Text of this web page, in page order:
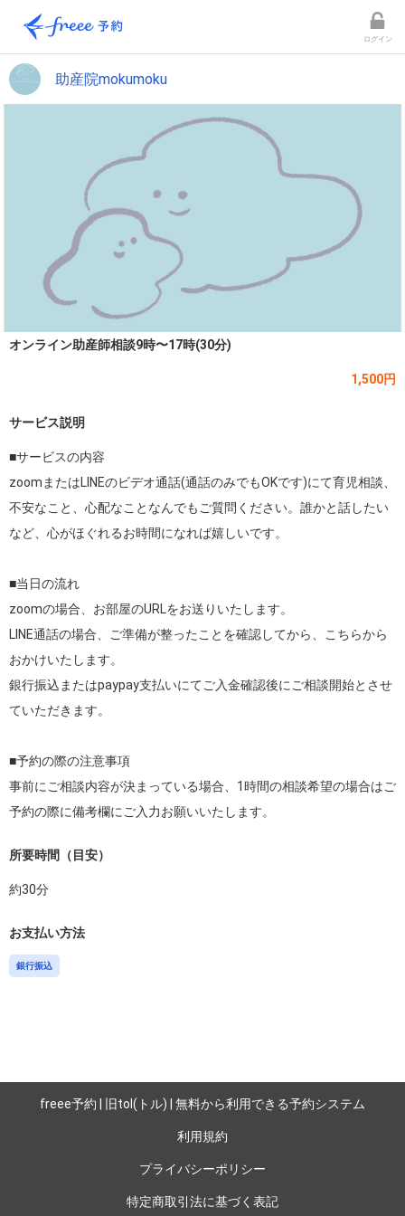
ログイン
助産院mokumoku
オンライン助産師相談9時〜17時(30分)
1,500円
サービス説明
■サービスの内容
zoomまたはLINEのビデオ通話(通話のみでもOKです)にて育児相談、
不安なこと、心配なことなんでもご質問ください。誰かと話したい
など、心がほぐれるお時間になれば嬉しいです。
■当日の流れ
zoomの場合、お部屋のURLをお送りいたします。
LINE通話の場合、ご準備が整ったことを確認してから、こちらから
おかけいたします。
銀行振込またはpaypay支払いにてご入金確認後にご相談開始とさせ
ていただきます。
■予約の際の注意事項
事前にご相談内容が決まっている場合、1時間の相談希望の場合はご
予約の際に備考欄にご入力お願いいたします。
所要時間（目安）
約30分
お支払い方法
銀行振込
freee予約 | 旧tol(トル) | 無料から利用できる予約システム
利用規約
プライバシーポリシー
特定商取引法に基づく表記